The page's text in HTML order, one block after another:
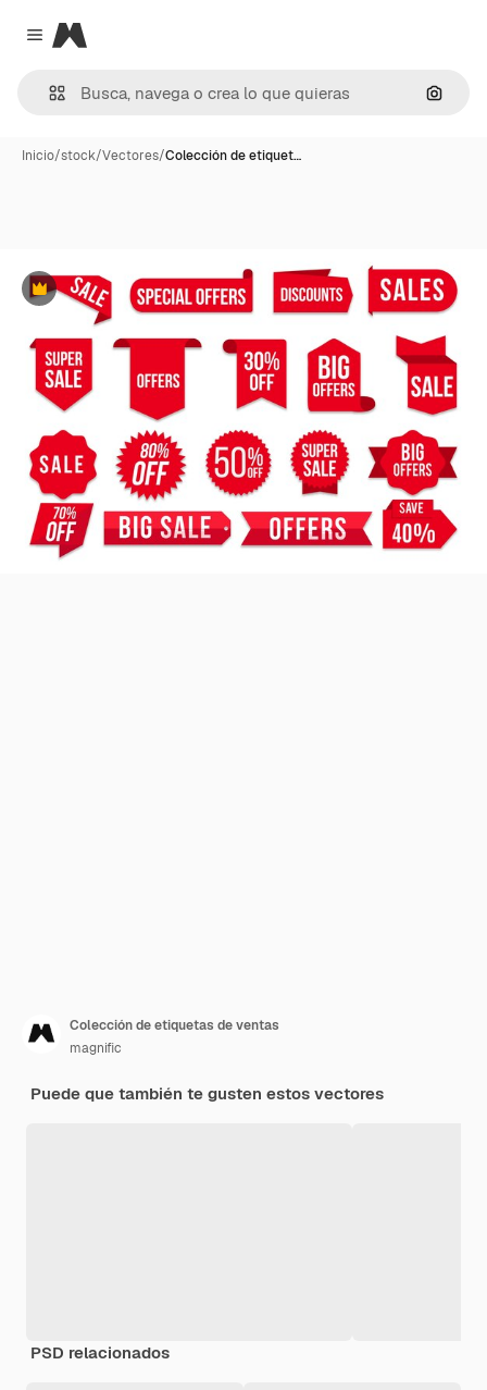
Close menu
Magnific
Inicio/stock/Vectores/Colección de etiquet…
Premium
Colección de etiquetas de ventas
magnific
Puede que también te gusten estos vectores
PSD relacionados